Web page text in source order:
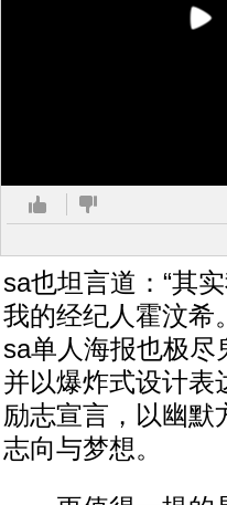
sa也坦言道：“其
我的经纪人霍汶希
sa单人海报也极尽
并以爆炸式设计表
励志宣言，以幽默
志向与梦想。